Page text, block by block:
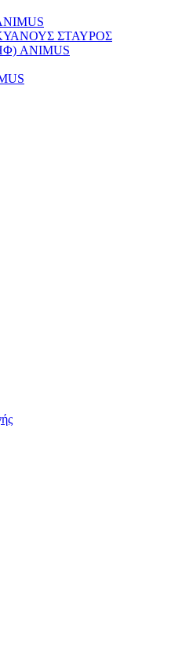
ΚΥΑΝΟΥΣ ΣΤΑΥΡΟΣ
ANIMUS